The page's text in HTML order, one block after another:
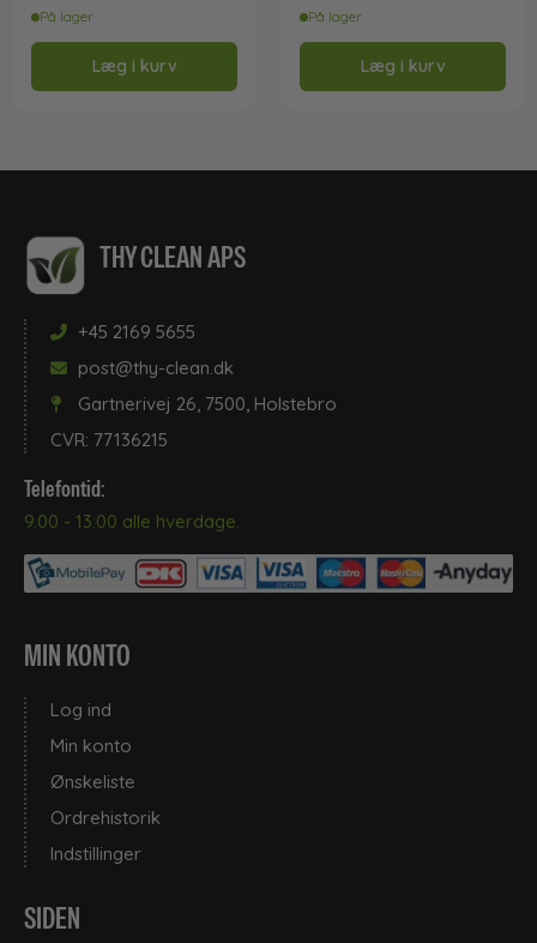
På lager
Læg i kurv
På lager
Læg i kurv
THY CLEAN APS
+45 2169 5655
post@thy-clean.dk
Gartnerivej 26, 7500, Holstebro
CVR: 77136215
Telefontid:
9.00 - 13:00 alle hverdage.
MIN KONTO
Log ind
Min konto
Ønskeliste
Ordrehistorik
Indstillinger
SIDEN